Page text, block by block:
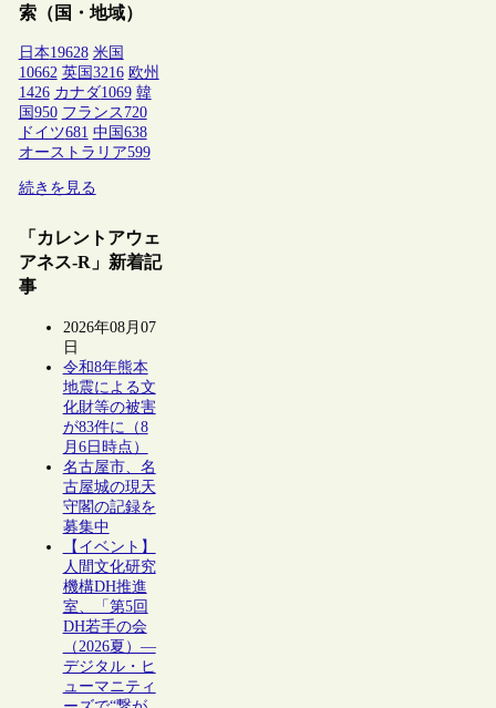
索（国・地域）
日本19628 米国
10662 英国 3216 欧州
1426 カナダ1069 韓
国 950 フランス 720
ドイツ681 中国 638
オーストラリア599
続きを見る
「カレントアウェ
アネス-R」新着記
事
2026年08月07
日
令和8年熊本
地震による文
化財等の被害
が83件に（8
月6日時点）
名古屋市、名
古屋城の現天
守閣の記録を
募集中
【イベント】
人間文化研究
機構DH推進
室、「第5回
DH若手の会
（2026夏）―
デジタル・ヒ
ューマニティ